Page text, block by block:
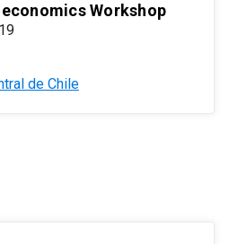
Workshop
de Chile